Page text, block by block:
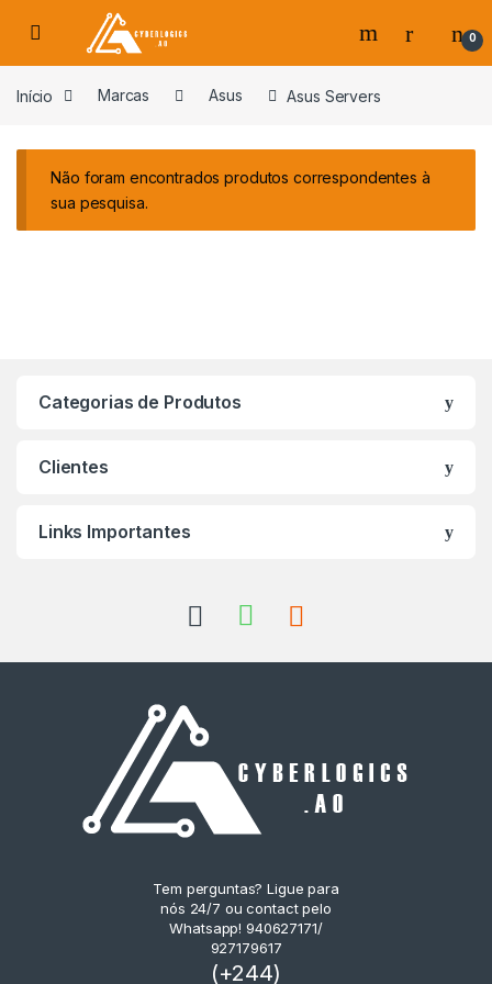
Skip to navigation
0
Início Marcas Asus Asus Servers
Não foram encontrados produtos correspondentes à
sua pesquisa.
Categorias de Produtos
Clientes
Links Importantes
Tem perguntas? Ligue para
nós 24/7 ou contact pelo
Whatsapp! 940627171/
927179617
(+244)